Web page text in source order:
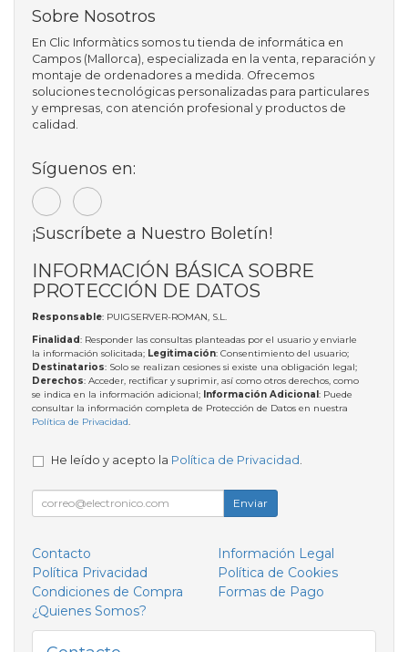
Sobre Nosotros
En Clic Informàtics somos tu tienda de informática en
Campos (Mallorca), especializada en la venta, reparación y
montaje de ordenadores a medida. Ofrecemos
soluciones tecnológicas personalizadas para particulares
y empresas, con atención profesional y productos de
calidad.
Síguenos en:
¡Suscríbete a Nuestro Boletín!
INFORMACIÓN BÁSICA SOBRE
PROTECCIÓN DE DATOS
Responsable: PUIGSERVER-ROMAN, S.L.
Finalidad: Responder las consultas planteadas por el usuario y enviarle
la información solicitada; Legitimación: Consentimiento del usuario;
Destinatarios: Solo se realizan cesiones si existe una obligación legal;
Derechos: Acceder, rectificar y suprimir, así como otros derechos, como
se indica en la información adicional; Información Adicional: Puede
consultar la información completa de Protección de Datos en nuestra
Política de Privacidad.
He leído y acepto la Política de Privacidad
Enviar
Contacto
Información Legal
Política Privacidad
Política de Cookies
Condiciones de Compra
Formas de Pago
¿Quienes Somos?